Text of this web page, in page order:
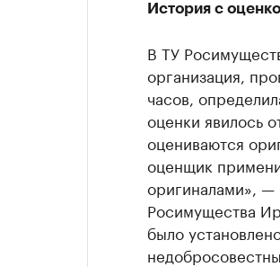
История с
В ТУ
организация,
часов,
оценки явилось
оцениваются
оценщик
оригиналами», —
Росимущества
было